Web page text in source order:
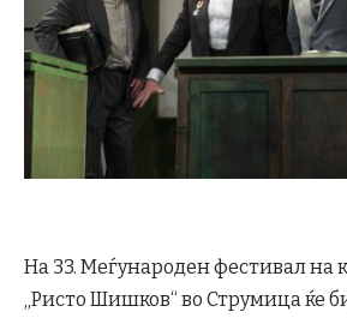
На 33. Меѓународен фестивал на
„Ристо Шишков“ во Струмица ќе